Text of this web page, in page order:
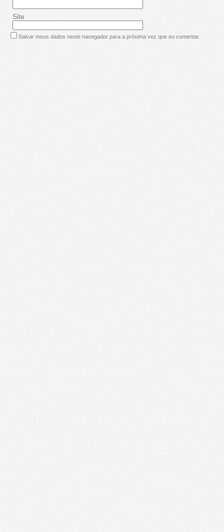
Site
Salvar meus dados neste navegador para a próxima vez que eu comentar.